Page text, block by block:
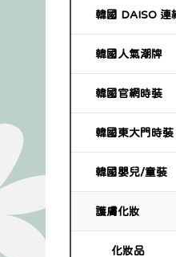
韓國 DAISO 連
韓國人氣潮牌
韓國官網時裝
韓國東大門時裝
韓國嬰兒/童裝
護膚化妝
化妝品